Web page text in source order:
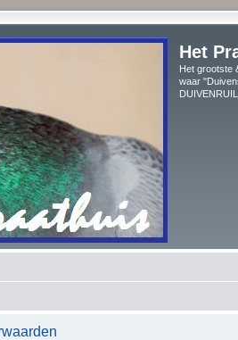
Het
Het grootste
waar